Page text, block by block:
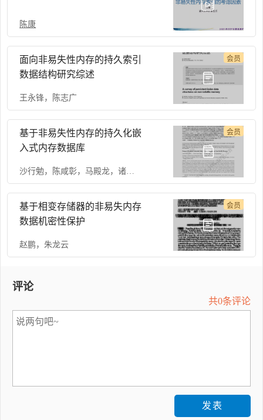
陈康
面向非易失性内存的持久索引
数据结构研究综述
王永锋， 陈志广
会员
基于非易失性内存的持久化嵌
入式内存数据库
沙行勉 ， 陈咸彰，马殿龙，诸葛晴凤
会员
基于相变存储器的非易失内存
数据机密性保护
赵鹏 ，朱龙云
会员
评论
共0条评论
发表